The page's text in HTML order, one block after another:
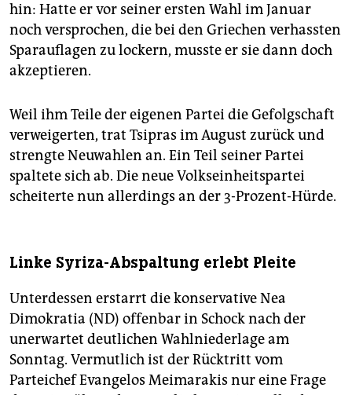
hin: Hatte er vor seiner ersten Wahl im Januar
noch versprochen, die bei den Griechen verhassten
Sparauflagen zu lockern, musste er sie dann doch
akzeptieren.
Weil ihm Teile der eigenen Partei die Gefolgschaft
verweigerten, trat Tsipras im August zurück und
strengte Neuwahlen an. Ein Teil seiner Partei
spaltete sich ab. Die neue Volkseinheitspartei
scheiterte nun allerdings an der 3-Prozent-Hürde.
Linke Syriza-Abspaltung erlebt Pleite
Unterdessen erstarrt die konservative Nea
Dimokratia (ND) offenbar in Schock nach der
unerwartet deutlichen Wahlniederlage am
Sonntag. Vermutlich ist der Rücktritt vom
Parteichef Evangelos Meimarakis nur eine Frage